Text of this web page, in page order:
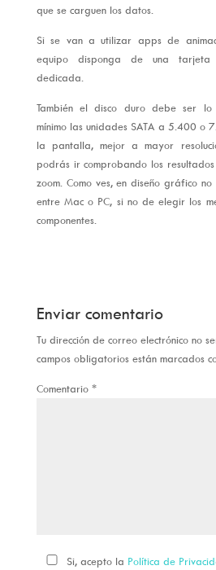
que se carguen los datos.
Si se van a utilizar apps de
equipo disponga de una tarjeta
dedicada.
También el disco duro debe ser lo
mínimo las unidades SATA a 5.400 o
la pantalla, mejor a mayor
podrás ir comprobando los
zoom. Como ves, en diseño gráfico
entre Mac o PC, si no de elegir los
componentes.
Enviar comentario
Tu dirección de correo electrónico no
campos obligatorios están marcados
Comentario *
Si, acepto la Política de